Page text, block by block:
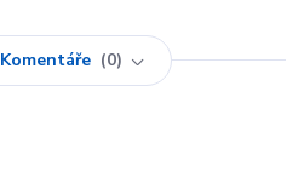
Komentáře 0